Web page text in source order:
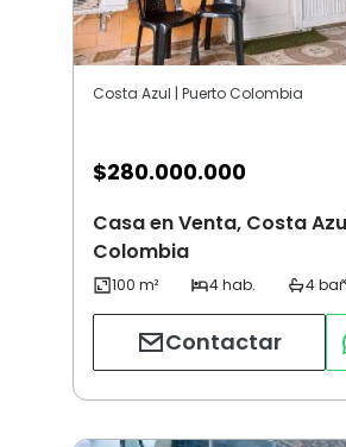
Costa Azul | Puerto Colombia
$280.000.000
Casa en Venta, Costa
Colombia
Contactar